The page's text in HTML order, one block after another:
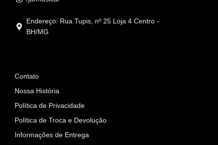
Endereço: Rua Tupis, nº 25 Loja 4 Centro -
BH/MG
Contato
Nossa História
Política de Privacidade
Política de Troca e Devolução
Informações de Entrega